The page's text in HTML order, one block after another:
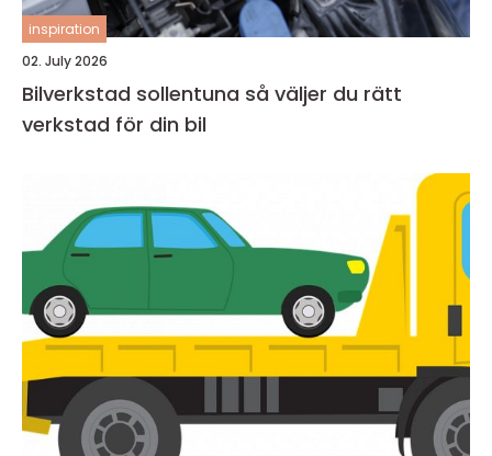
inspiration
02. July 2026
Bilverkstad sollentuna så väljer du rätt
verkstad för din bil